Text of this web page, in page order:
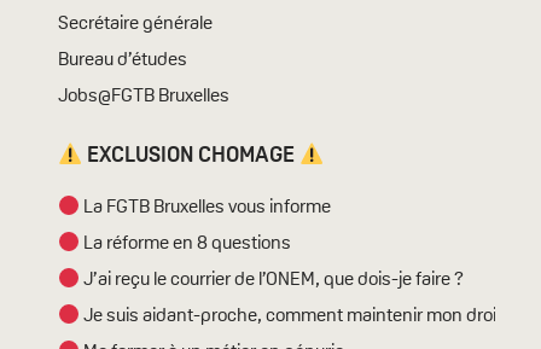
Secrétaire générale
Bureau d’études
Jobs@FGTB Bruxelles
EXCLUSION CHOMAGE
La FGTB Bruxelles vous informe
La réforme en 8 questions
J’ai reçu le courrier de l’ONEM, que dois-je faire ?
Je suis aidant-proche, comment maintenir mon droit ?